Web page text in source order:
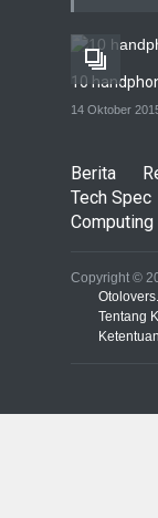
10
14 Oktober
Berita
Tech Spec
Copyright ©
Tentang